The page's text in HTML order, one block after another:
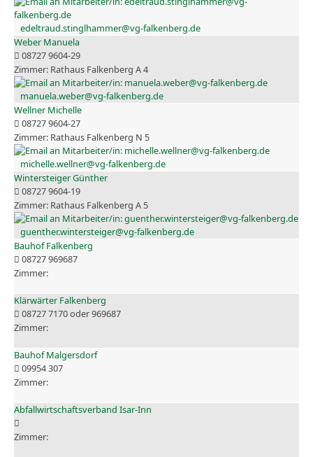
edeltraud.stinglhammer@vg-falkenberg.de
Weber Manuela
08727 9604-29
Rathaus Falkenberg A 4
manuela.weber@vg-falkenberg.de
Wellner Michelle
08727 9604-27
Rathaus Falkenberg N 5
michelle.wellner@vg-falkenberg.de
Wintersteiger Günther
08727 9604-19
Rathaus Falkenberg A 5
guenther.wintersteiger@vg-falkenberg.de
Bauhof Falkenberg
08727 969687
Klärwärter Falkenberg
08727 7170 oder 969687
Bauhof Malgersdorf
09954 307
Abfallwirtschaftsverband Isar-Inn